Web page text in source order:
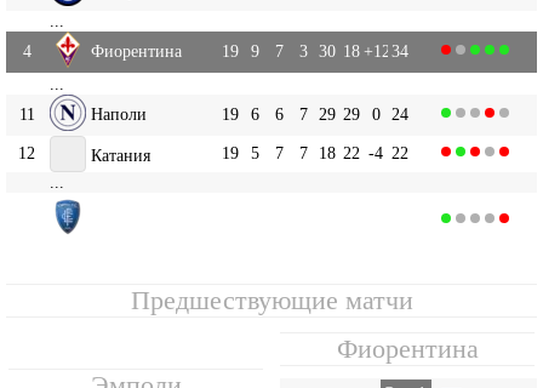
4
Фиорентина 19 9 7 3 30 18+1234
11
Наполи 19 6 6 7 29 29 0
24
12
Катания 19 5 7 7 18 22 -4 22
Предшествующие матчи
Фиорентина